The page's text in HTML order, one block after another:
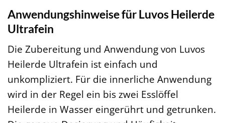
Anwendungshinweise für Luvos Heilerde
Ultrafein
Die Zubereitung und Anwendung von Luvos
Heilerde Ultrafein ist einfach und
unkompliziert. Für die innerliche Anwendung
wird in der Regel ein bis zwei Esslöffel
Heilerde in Wasser eingerührt und getrunken.